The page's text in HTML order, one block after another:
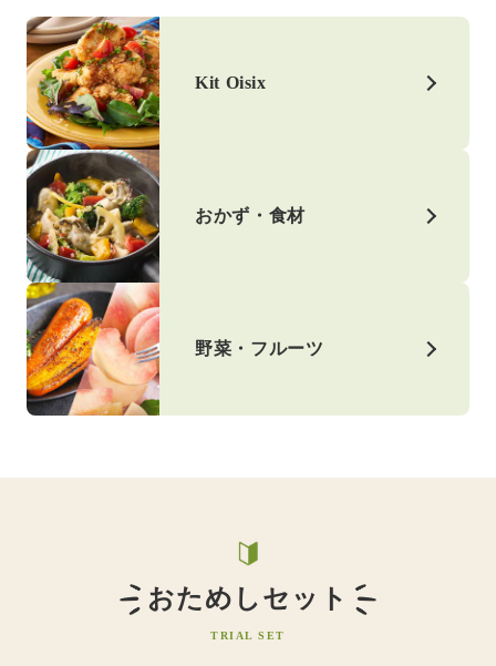
Kit Oisix
おかず・食材
野菜・フルーツ
おためしセット
TRIAL SET